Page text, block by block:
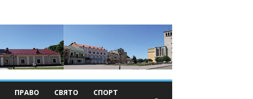
ПРАВО СВЯТО СПОРТ